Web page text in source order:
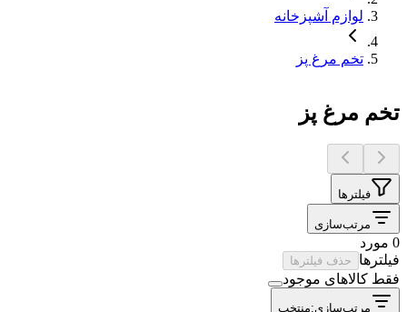
لوازم آشپزخانه
تخم مرغ پز
تخم مرغ پز
فیلترها
مرتب‌سازی
0 مورد
فیلترها
حذف فیلترها
فقط کالاهای موجود
مرتب‌سازی:منتخب